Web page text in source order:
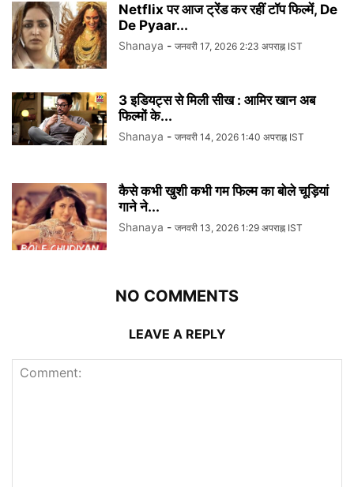
Netflix पर आज ट्रेंड कर रहीं टॉप फिल्में, De
De Pyaar...
Shanaya - जनवरी 17, 2026 2:23 अपराह्न IST
3 इडियट्स से मिली सीख : आमिर खान अब
फिल्मों के...
Shanaya - जनवरी 14, 2026 1:40 अपराह्न IST
कैसे कभी खुशी कभी गम फिल्म का बोले चूड़ियां
गाने ने...
Shanaya - जनवरी 13, 2026 1:29 अपराह्न IST
NO COMMENTS
LEAVE A REPLY